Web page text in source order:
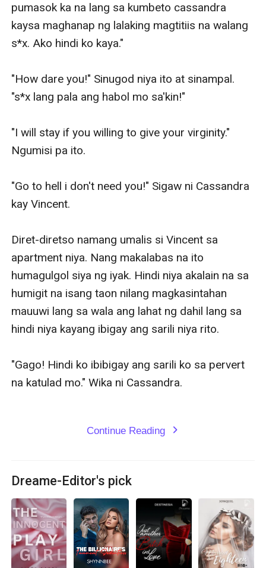
pumasok ka na lang sa kumbeto cassandra
kaysa maghanap ng lalaking magtitiis na walang
s*x. Ako hindi ko kaya."
"How dare you!" Sinugod niya ito at sinampal.
"s*x lang pala ang habol mo sa'kin!"
"I will stay if you willing to give your virginity."
Ngumisi pa ito.
"Go to hell i don't need you!" Sigaw ni Cassandra
kay Vincent.
Diret-diretso namang umalis si Vincent sa
apartment niya. Nang makalabas na ito
humagulgol siya ng iyak. Hindi niya akalain na sa
humigit na isang taon nilang magkasintahan
mauuwi lang sa wala ang lahat ng dahil lang sa
hindi niya kayang ibigay ang sarili niya rito.
"Gago! Hindi ko ibibigay ang sarili ko sa pervert
na katulad mo." Wika ni Cassandra.
Continue Reading expand_more
Dreame-Editor's pick